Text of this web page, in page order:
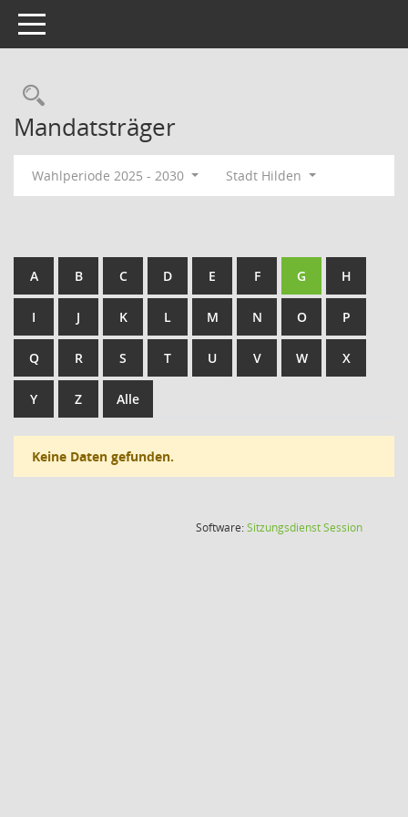
Toggle navigation
Rechercheauswahl
Mandatsträger
Wahlperiode 2025 - 2030 Stadt Hilden
A B C D E F G H
I J K L M N O P
Q R S T U V W X
Y Z Alle
Keine Daten gefunden.
Software:SitzungsdienstSession(Wird in